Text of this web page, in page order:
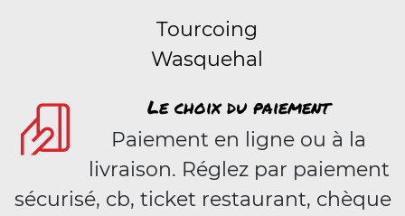
Tourcoing
Wasquehal
Le choix du paiement
Paiement en ligne ou à la
livraison. Réglez par paiement
sécurisé, cb, ticket restaurant, chèque